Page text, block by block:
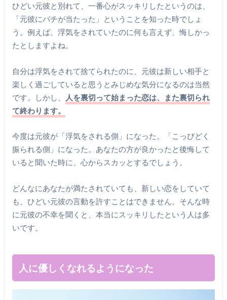
ひどい元彼と別れて、一番心がスッキリしたというのは、
「元彼にバチが当たった」ということを知った時でしょ
う。例えば、浮気をされていたのに何も言えず、悔しかっ
たとしますよね。
自分は浮気をされて捨てられたのに、元彼は新しい相手と
楽しく過ごしていると思うとみじめな気分になるのは当然
です。しかし、
人を裏切って始まった恋は、また裏切られ
て終わります。
今度は元彼が「浮気をされる側」になった。「こっぴどく
振られる側」になった。あなたの方が良かったと後悔して
いると聞いた時に、心からスカッとするでしょう。
どんなにあなたが満たされていても、新しい恋をしていて
も、ひどい元彼の言動を許すことはできません。そんな時
に元彼の不幸を聞くと、本当にスッキリしたという人は多
いです。
人に優しくなれるようになった